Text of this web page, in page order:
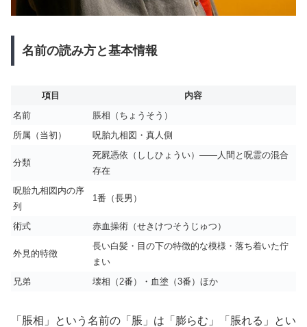
名前の読み方と基本情報
項目
内容
名前
脹相（ちょうそう）
所属（当初）
呪胎九相図・真人側
分類
死屍憑依（ししひょうい）——人間と呪霊の混合
存在
呪胎九相図内の序
列
1番（長男）
術式 赤血操術（せきけつそうじゅつ）
外見的特徴
長い白髪・目の下の特徴的な模様・落ち着いた佇
まい
兄弟
壊相（2番）・血塗（3番）ほか
「脹相」という名前の「脹」は「膨らむ」「脹れる」とい